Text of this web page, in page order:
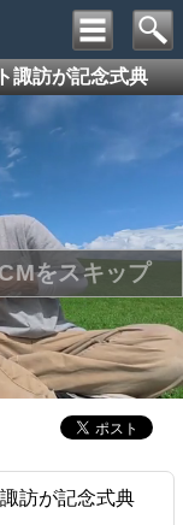
諏訪が記念式典
訪が記念式典